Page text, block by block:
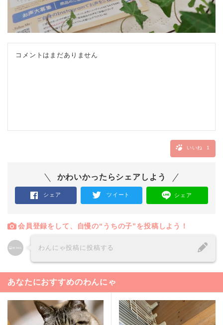
コメントはまだありません
いいね 1
かわいかったらシェアしよう
シェア ツイート シェア
会員登録をして、自慢の“うちの子”を投稿しよう！
わんにゃ投稿に投稿する
あなたにおすすめのわんにゃ